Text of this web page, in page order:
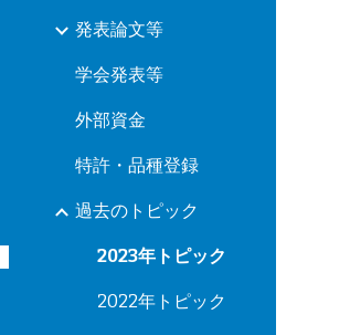
発表論文等
学会発表等
外部資金
特許・品種登録
過去のトピック
2023年トピック
2022年トピック